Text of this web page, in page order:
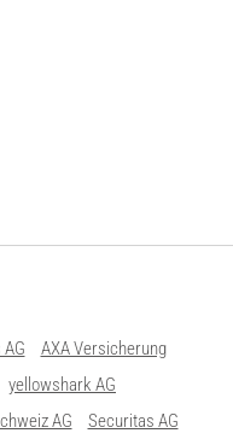
AXA Versicherung
yellowshark AG
AG Securitas AG